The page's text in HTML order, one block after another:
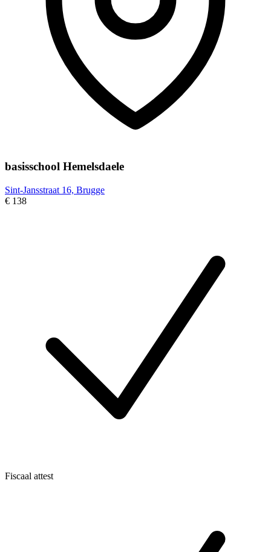
basisschool Hemelsdaele
Sint-Jansstraat 16, Brugge
€ 138
Fiscaal attest